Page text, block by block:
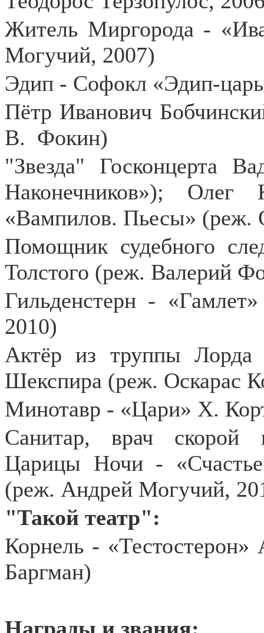
Житель Миргорода -
Могучий, 2007)
Эдип - Софокл «Эдип-
Пётр Иванович
В. Фокин)
"Звезда" Госконцерта
Наконечников»);
«Вампилов. Пьесы» (реж.
Помощник судебного
Толстого (реж. Валерий
Гильденстерн -
2010)
Актёр из труппы Лорда
Шекспира (реж. Оскарас
Минотавр - «Цари» Х.
Санитар, врач скорой
Царицы Ночи -
(реж. Андрей Могучий,
"Такой театр":
Корнель -
Баргман)